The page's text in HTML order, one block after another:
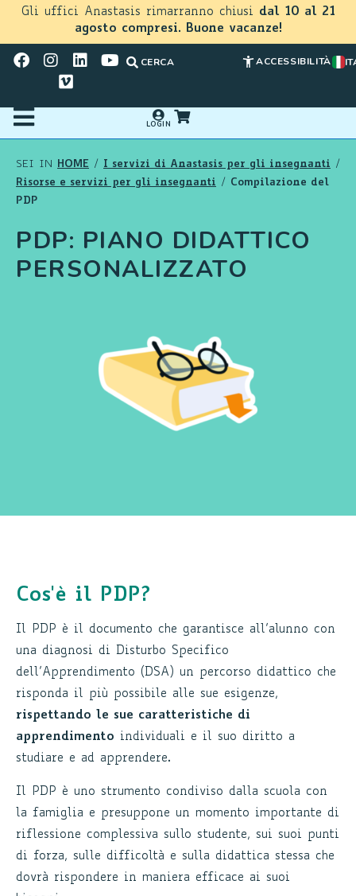
Gli uffici Anastasis rimarranno chiusi dal 10 al 21
agosto compresi. Buone vacanze!
CERCA ACCESSIBILITÀ
LOGIN
SEI IN HOME / I servizi di Anastasis per gli insegnanti /
Risorse e servizi per gli insegnanti / Compilazione del
PDP
PDP: PIANO DIDATTICO
PERSONALIZZATO
Cos'è il PDP?
Il PDP è il documento che garantisce all’alunno con
una diagnosi di Disturbo Specifico
dell’Apprendimento (DSA) un percorso didattico che
risponda il più possibile alle sue esigenze,
rispettando le sue caratteristiche di
apprendimento individuali e il suo diritto a
studiare e ad apprendere.
Il PDP è uno strumento condiviso dalla scuola con
la famiglia e presuppone un momento importante di
riflessione complessiva sullo studente, sui suoi punti
di forza, sulle difficoltà e sulla didattica stessa che
dovrà rispondere in maniera efficace ai suoi